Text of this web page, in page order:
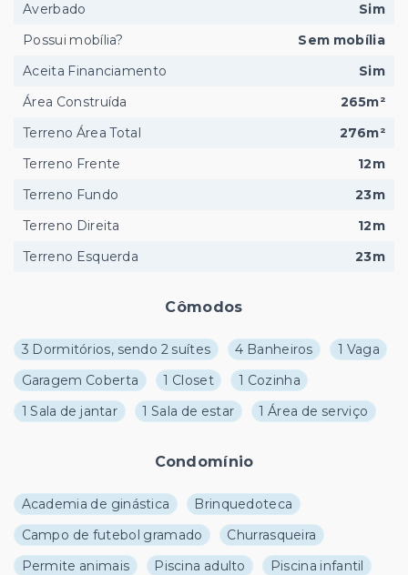
Cômodos
3 Dormitórios, sendo 2 suítes 4 Banheiros
1 Vaga
Garagem Coberta
1 Closet
1 Cozinha
1 Sala de jantar
1 Sala de estar 1 Área de serviço
Condomínio
Academia de ginástica
Brinquedoteca
Campo de futebol gramado
Churrasqueira
Permite animais
Piscina adulto
Piscina infantil
Averbado
Sim
Possui mobília?
Sem mobília
Aceita Financiamento
Sim
Área Construída
265m²
Terreno Área Total
276m²
Terreno Frente
12m
Terreno Fundo
23m
Terreno Direita
12m
Terreno Esquerda
23m